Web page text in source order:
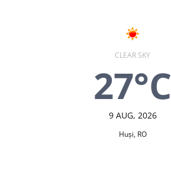
CLEAR SKY
27°C
9 AUG, 2026
Huşi, RO